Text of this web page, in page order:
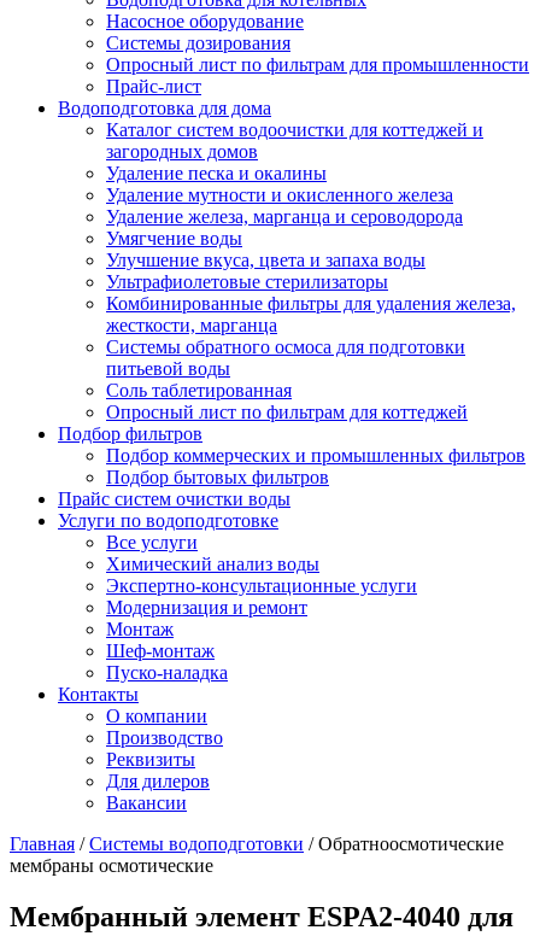
Насосное оборудование
Системы дозирования
Опросный лист по фильтрам для промышленности
Прайс-лист
Водоподготовка для дома
Каталог систем водоочистки для коттеджей и
загородных домов
Удаление песка и окалины
Удаление мутности и окисленного железа
Удаление железа, марганца и сероводорода
Умягчение воды
Улучшение вкуса, цвета и запаха воды
Ультрафиолетовые стерилизаторы
Комбинированные фильтры для удаления железа,
жесткости, марганца
Системы обратного осмоса для подготовки
питьевой воды
Соль таблетированная
Опросный лист по фильтрам для коттеджей
Подбор фильтров
Подбор коммерческих и промышленных фильтров
Подбор бытовых фильтров
Прайс систем очистки воды
Услуги по водоподготовке
Все услуги
Химический анализ воды
Экспертно-консультационные услуги
Модернизация и ремонт
Монтаж
Шеф-монтаж
Пуско-наладка
Контакты
О компании
Производство
Реквизиты
Для дилеров
Вакансии
Главная /Системы водоподготовки /Обратноосмотические
мембраны осмотические
Мембранный элемент ESPA2-4040 для